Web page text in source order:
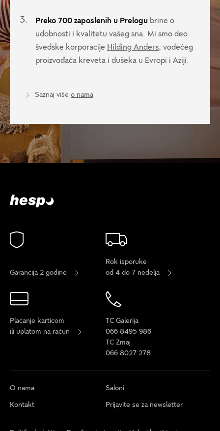
3. Preko 700 zaposlenih u Prelogu brine o
udobnosti i kvalitetu vašeg sna. Mi smo deo
švedske korporacije Hilding Anders, vodećeg
proizvođača kreveta i dušeka u Evropi i Aziji.
Saznaj više o nama
Garancija 2 godine
Rok isporuke
od 4 do 7 nedelja
Plaćanje karticom
ili uplatom na račun
TC Galerija
066 8495 986
TC Zmaj
066 8027 278
O nama
Saloni
Kontakt
Prijavite se za newsletter